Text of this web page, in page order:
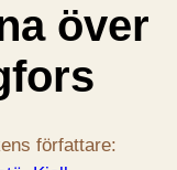
över
författare: